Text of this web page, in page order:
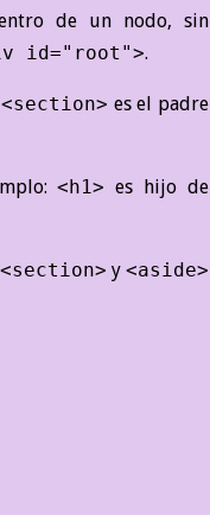
de un nodo, sin
id="root">.
<section> es el padre
<h1> es hijo de
<section> y<aside>